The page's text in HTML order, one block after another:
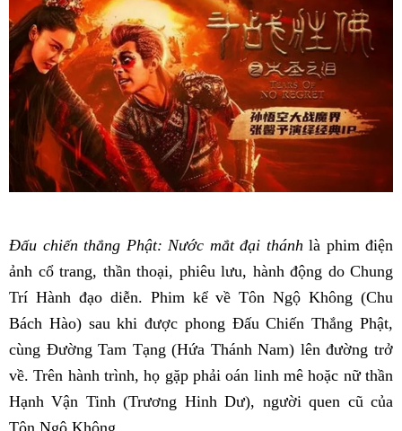
Đấu chiến thắng Phật: Nước mắt đại thánh là phim điện
ảnh cổ trang, thần thoại, phiêu lưu, hành động do Chung
Trí Hành đạo diễn. Phim kể về Tôn Ngộ Không (Chu
Bách Hào) sau khi được phong Đấu Chiến Thắng Phật,
cùng Đường Tam Tạng (Hứa Thánh Nam) lên đường trở
về. Trên hành trình, họ gặp phải oán linh mê hoặc nữ thần
Hạnh Vận Tinh (Trương Hinh Dư), người quen cũ của
Tôn Ngộ Không.